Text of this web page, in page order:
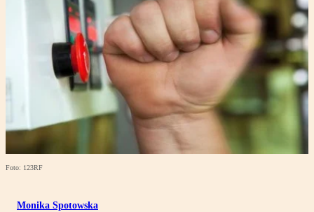
Foto: 123RF
Monika Spotowska